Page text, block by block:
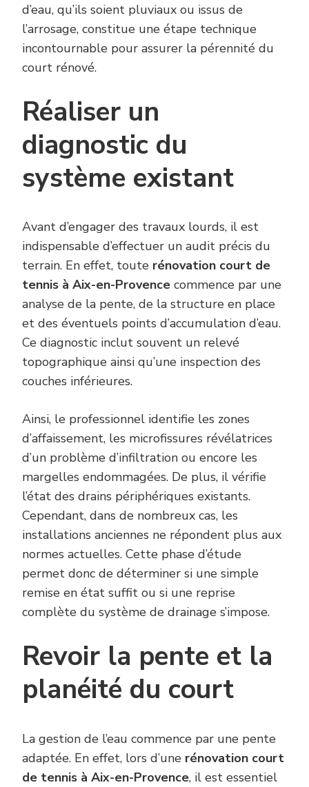
d’eau, qu’ils soient pluviaux ou issus de
l’arrosage, constitue une étape technique
incontournable pour assurer la pérennité du
court rénové.
Réaliser un
diagnostic du
système existant
Avant d’engager des travaux lourds, il est
indispensable d’effectuer un audit précis du
terrain. En effet, toute rénovation court de
tennis à Aix-en-Provence commence par une
analyse de la pente, de la structure en place
et des éventuels points d’accumulation d’eau.
Ce diagnostic inclut souvent un relevé
topographique ainsi qu’une inspection des
couches inférieures.
Ainsi, le professionnel identifie les zones
d’affaissement, les microfissures révélatrices
d’un problème d’infiltration ou encore les
margelles endommagées. De plus, il vérifie
l’état des drains périphériques existants.
Cependant, dans de nombreux cas, les
installations anciennes ne répondent plus aux
normes actuelles. Cette phase d’étude
permet donc de déterminer si une simple
remise en état suffit ou si une reprise
complète du système de drainage s’impose.
Revoir la pente et la
planéité du court
La gestion de l’eau commence par une pente
adaptée. En effet, lors d’une rénovation court
de tennis à Aix-en-Provence, il est essentiel